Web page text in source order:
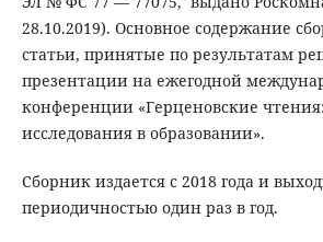
28.10.2019). Основное содержание
статьи, принятые по результатам
презентации на ежегодной
конференции «Герценовские
исследования в образовании».
Сборник издается с 2018 года и
периодичностью один раз в год.